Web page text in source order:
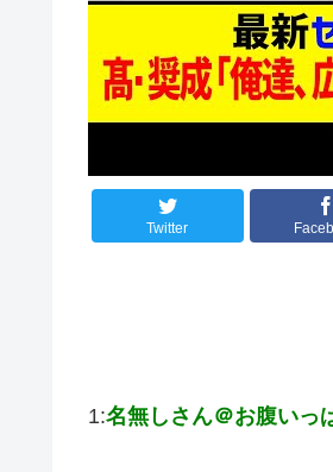
Twitter
1:名無しさん＠お腹いっ